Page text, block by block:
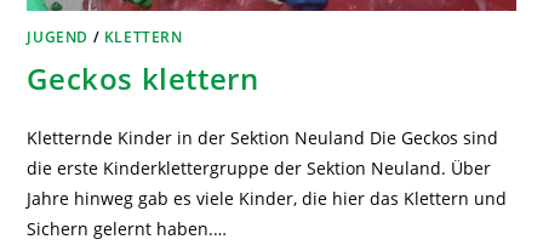
JUGEND / KLETTERN
Geckos klettern
Kletternde Kinder in der Sektion Neuland Die Geckos sind
die erste Kinderklettergruppe der Sektion Neuland. Über
Jahre hinweg gab es viele Kinder, die hier das Klettern und
Sichern gelernt haben.…